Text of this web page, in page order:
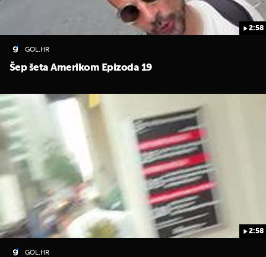
2:58
GOL.HR
Šep šeta Amerikom Epizoda 19
2:58
GOL.HR